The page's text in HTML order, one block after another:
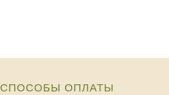
СПОСОБЫ ОПЛАТЫ